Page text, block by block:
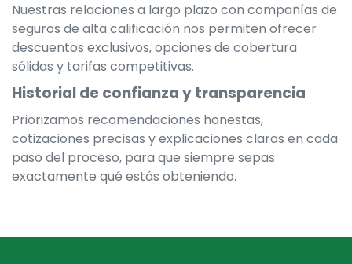
Nuestras relaciones a largo plazo con compañías de
seguros de alta calificación nos permiten ofrecer
descuentos exclusivos, opciones de cobertura
sólidas y tarifas competitivas.
Historial de confianza y transparencia
Priorizamos recomendaciones honestas,
cotizaciones precisas y explicaciones claras en cada
paso del proceso, para que siempre sepas
exactamente qué estás obteniendo.